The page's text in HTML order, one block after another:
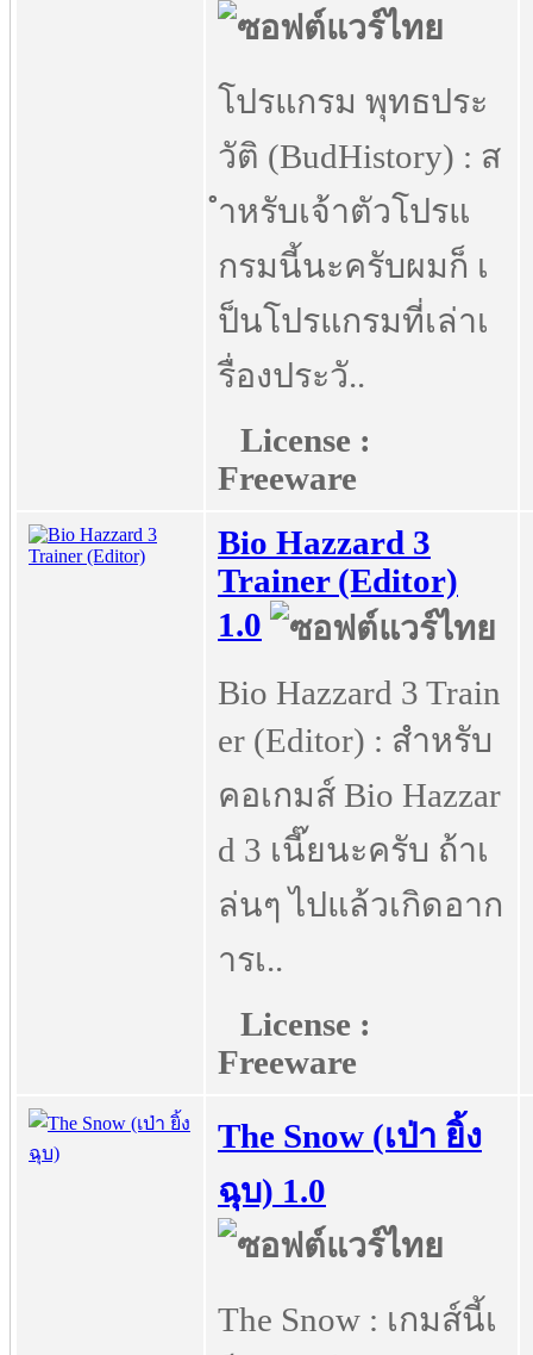
โปรแกรม พุทธประ
วัติ (BudHistory) : ส
ำหรับเจ้าตัวโปรแ
กรมนี้นะครับผมก็ เ
ป็นโปรแกรมที่เล่าเ
รื่องประวั..
License :
Freeware
Bio Hazzard 3
Trainer (Editor)
1.0
Bio Hazzard 3 Train
er (Editor) : สำหรับ
คอเกมส์ Bio Hazzar
d 3 เนี๊ยนะครับ ถ้าเ
ล่นๆ ไปแล้วเกิดอาก
ารเ..
License :
Freeware
The Snow (เป่า ยิ้ง
ฉุบ) 1.0
The Snow : เกมส์นี้เ